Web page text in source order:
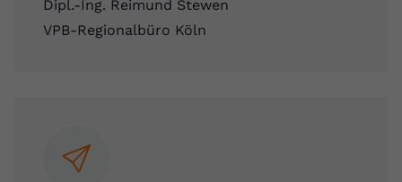
Dipl.-Ing. Reimund Stewen
VPB-Regionalbüro Köln